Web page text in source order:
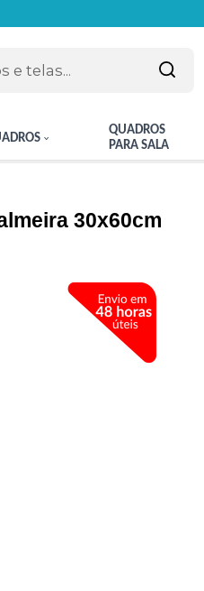
QUADROS
PARA SALA
30x60cm